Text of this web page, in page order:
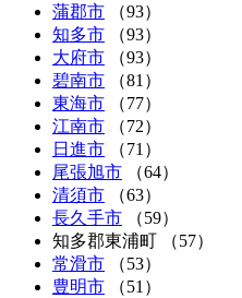
蒲郡市
（93）
知多市
（93）
大府市
（93）
碧南市
（81）
東海市
（77）
江南市
（72）
日進市
（71）
尾張旭市
（64）
清須市
（63）
長久手市
（59）
知多郡東浦町
（57）
常滑市
（53）
豊明市
（51）